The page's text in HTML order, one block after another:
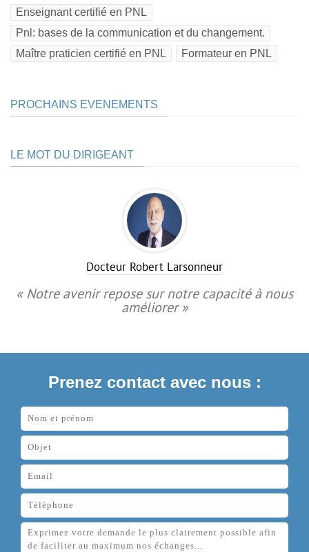
Enseignant certifié en PNL
Pnl: bases de la communication et du changement.
Maître praticien certifié en PNL
Formateur en PNL
PROCHAINS EVENEMENTS
LE MOT DU DIRIGEANT
Docteur Robert Larsonneur
« Notre avenir repose sur notre capacité à nous
améliorer »
Prenez contact avec nous :